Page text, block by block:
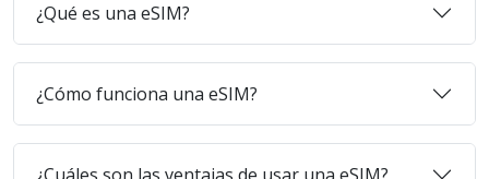
¿Qué es una eSIM?
¿Cómo funciona una eSIM?